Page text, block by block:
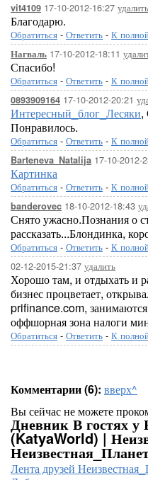
vit4109 17-10-2012-16:27 удалить
Благодарю.
Обратиться - Ответить - К
Нагваль 17-10-2012-18:11
Спасибо!
Обратиться - Ответить - К
0893909164 17-10-2012-20:21
Интересный_блог_Лесяки,
Понравилось.
Обратиться - Ответить - К
Barteneva_Natalija 17-10-2012-
Картинка
Обратиться - Ответить - К
banderovec 18-10-2012-18:43
Снято ужасно.Познания о
рассказать...Блондинка,
Обратиться - Ответить - К
02-12-2015-21:37 удалить
Хорошо там, и отдыхать и
бизнес процветает,
prifinance.com, занимаются
оффшорная зона налоги
Обратиться - Ответить - К
Комментарии (6): вверх^
Вы сейчас не можете
Дневник В гостях у
(KatyaWorld) |
Лента друзей